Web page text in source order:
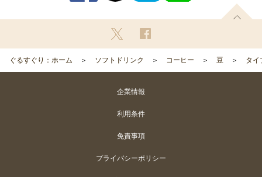
ぐるすぐり：ホーム ソフトドリンク コーヒー 豆 タイ
企業情報
利用条件
免責事項
プライバシーポリシー